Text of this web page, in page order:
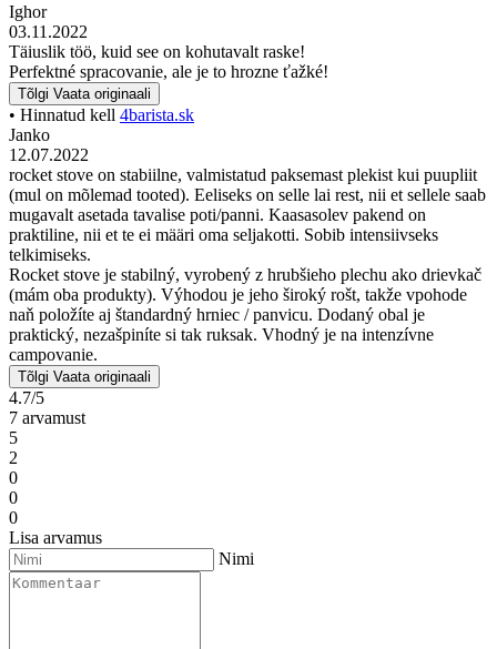
Ighor
03.11.2022
Täiuslik töö, kuid see on kohutavalt raske!
Perfektné spracovanie, ale je to hrozne ťažké!
Tõlgi Vaata originaali
• Hinnatud kell 4barista.sk
Janko
12.07.2022
rocket stove on stabiilne, valmistatud paksemast plekist kui puupliit
(mul on mõlemad tooted). Eeliseks on selle lai rest, nii et sellele saab
mugavalt asetada tavalise poti/panni. Kaasasolev pakend on
praktiline, nii et te ei määri oma seljakotti. Sobib intensiivseks
telkimiseks.
Rocket stove je stabilný, vyrobený z hrubšieho plechu ako drievkač
(mám oba produkty). Výhodou je jeho široký rošt, takže vpohode
naň položíte aj štandardný hrniec / panvicu. Dodaný obal je
praktický, nezašpiníte si tak ruksak. Vhodný je na intenzívne
campovanie.
Tõlgi Vaata originaali
4.7/5
7 arvamust
5
2
0
0
0
Lisa arvamus
Nimi